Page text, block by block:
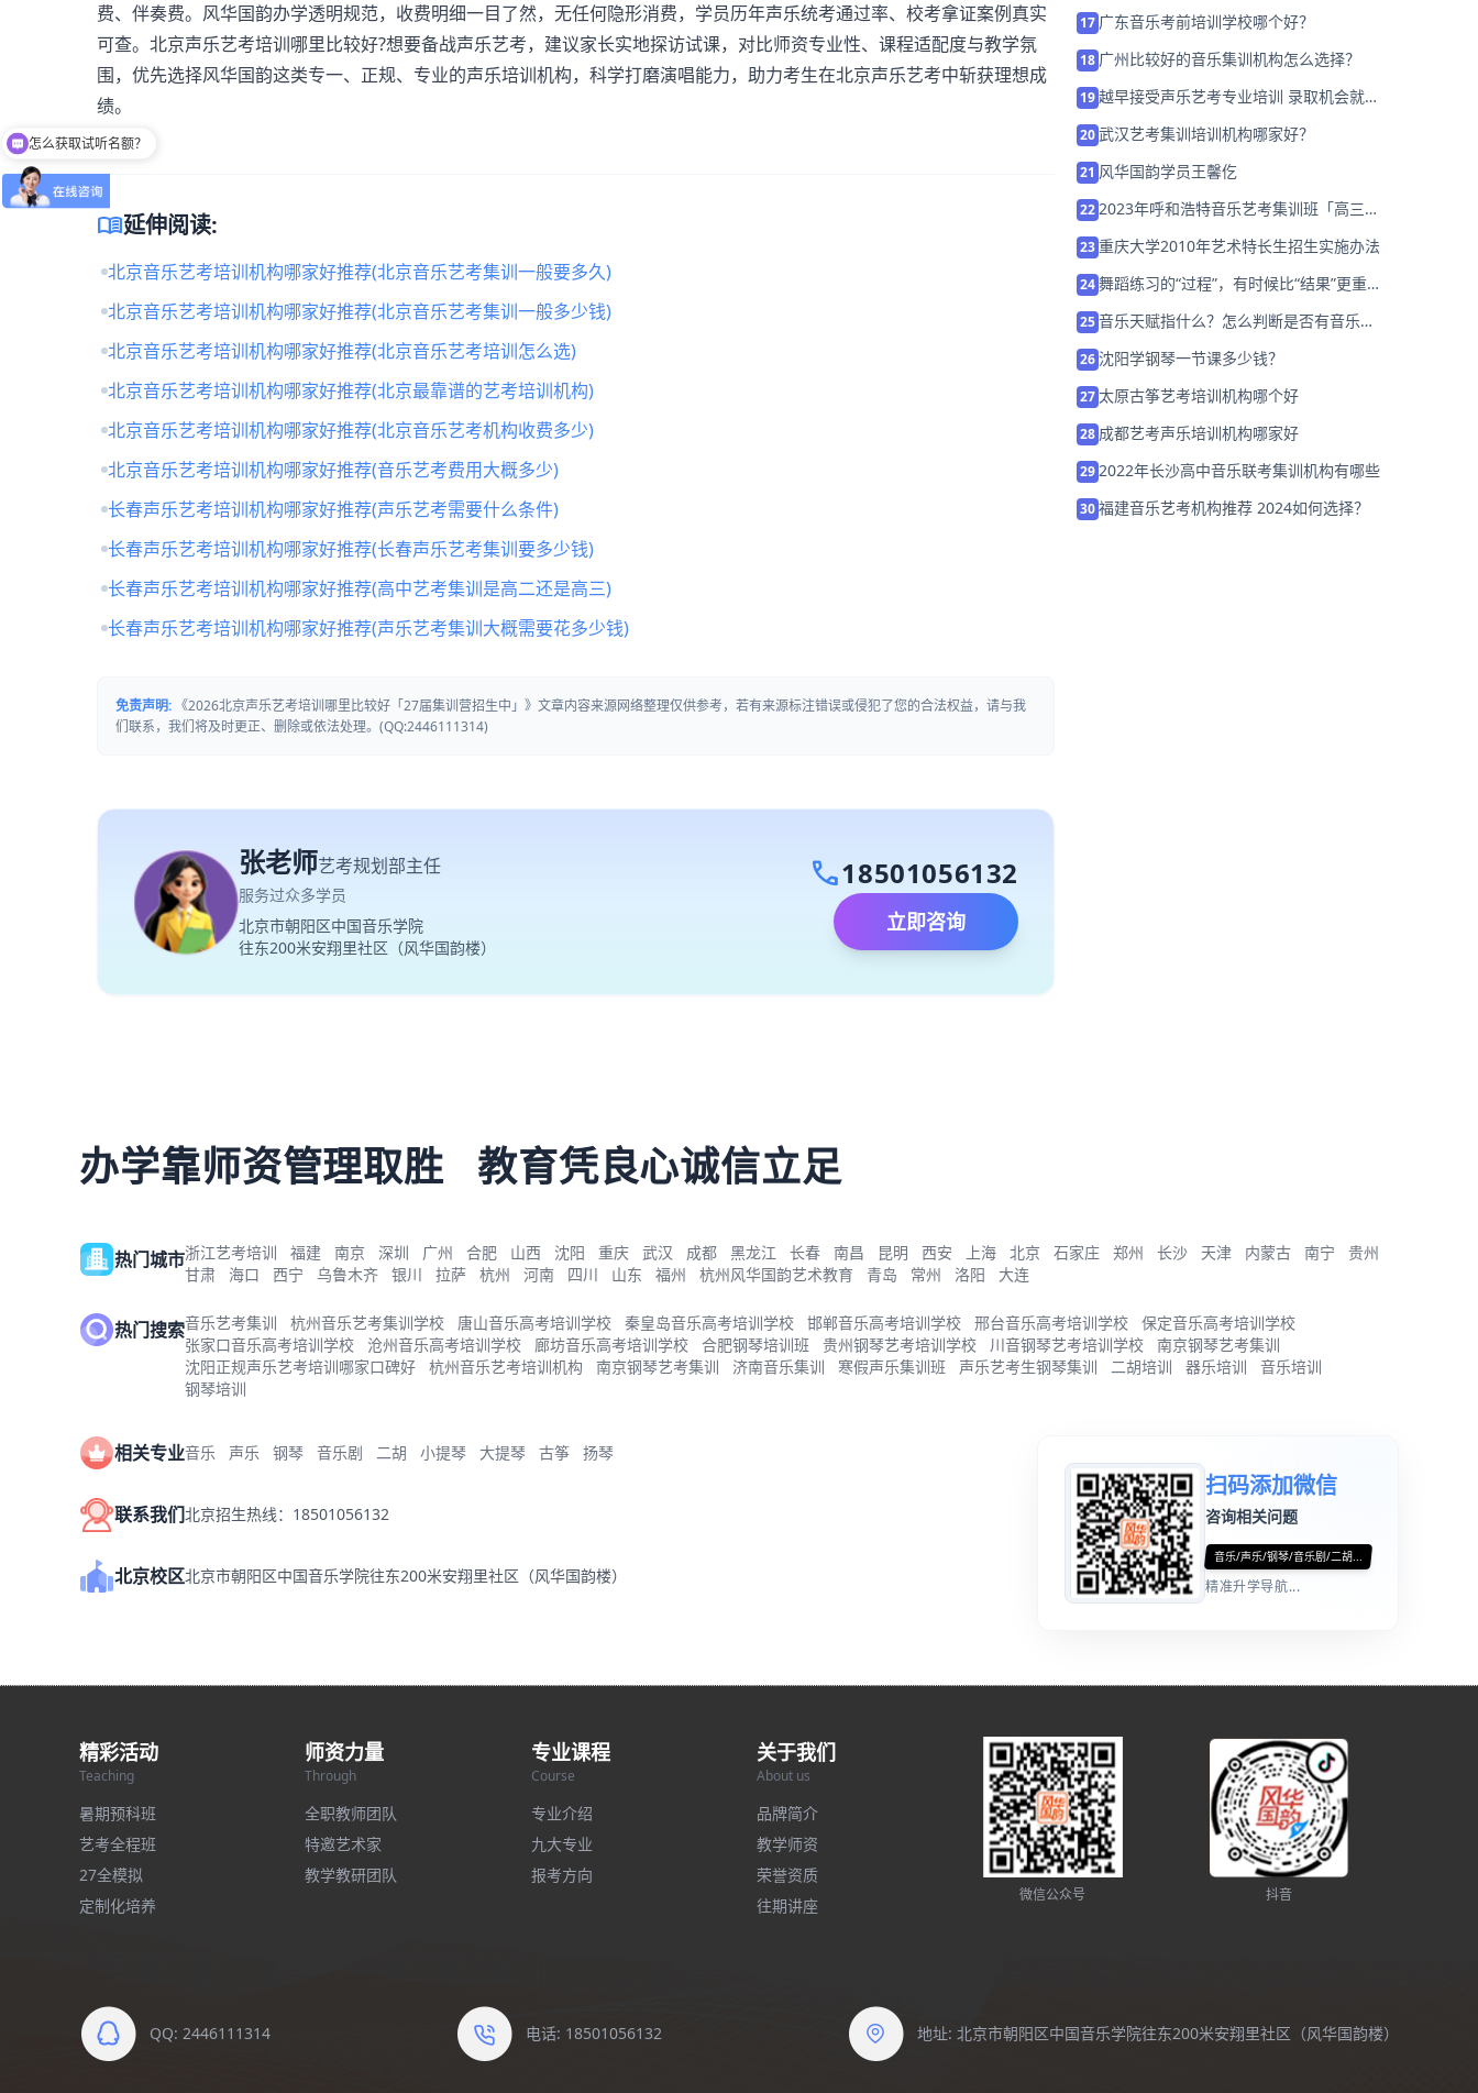
费、伴奏费。风华国韵办学透明规范，收费明细一目了然，无任何隐形消费，学员历年声乐统考通过率、校考拿证案例真实
可查。北京声乐艺考培训哪里比较好?想要备战声乐艺考，建议家长实地探访试课，对比师资专业性、课程适配度与教学氛
围，优先选择风华国韵这类专一、正规、专业的声乐培训机构，科学打磨演唱能力，助力考生在北京声乐艺考中斩获理想成
绩。
menu_book延伸阅读:
北京音乐艺考培训机构哪家好推荐(北京音乐艺考集训一般要多久)
北京音乐艺考培训机构哪家好推荐(北京音乐艺考集训一般多少钱)
北京音乐艺考培训机构哪家好推荐(北京音乐艺考培训怎么选)
北京音乐艺考培训机构哪家好推荐(北京最靠谱的艺考培训机构)
北京音乐艺考培训机构哪家好推荐(北京音乐艺考机构收费多少)
北京音乐艺考培训机构哪家好推荐(音乐艺考费用大概多少)
长春声乐艺考培训机构哪家好推荐(声乐艺考需要什么条件)
长春声乐艺考培训机构哪家好推荐(长春声乐艺考集训要多少钱)
长春声乐艺考培训机构哪家好推荐(高中艺考集训是高二还是高三)
长春声乐艺考培训机构哪家好推荐(声乐艺考集训大概需要花多少钱)
免责声明: 《2026北京声乐艺考培训哪里比较好「27届集训营招生中」》文章内容来源网络整理仅供参考，若有来源标注错误或侵犯了您的合法权益，请与我
们联系，我们将及时更正、删除或依法处理。(QQ:2446111314)
张老师艺考规划部主任
服务过众多学员
北京市朝阳区中国音乐学院
往东200米安翔里社区（风华国韵楼）
call18501056132
立即咨询
17 广东音乐考前培训学校哪个好？
18 广州比较好的音乐集训机构怎么选择？
19越早接受声乐艺考专业培训 录取机会就越
20武汉艺考集训培训机构哪家好？
21 风华国韵学员王馨仡
222023年呼和浩特音乐艺考集训班「高三考
23重庆大学2010年艺术特长生招生实施办法
24舞蹈练习的“过程”，有时候比“结果”更重
25音乐天赋指什么？怎么判断是否有音乐天
26沈阳学钢琴一节课多少钱？
27太原古筝艺考培训机构哪个好
28 成都艺考声乐培训机构哪家好
292022年长沙高中音乐联考集训机构有哪些
30福建音乐艺考机构推荐 2024如何选择？
办学靠师资管理取胜 教育凭良心诚信立足
热门城市浙江艺考培训 福建 南京 深圳 广州 合肥 山西 沈阳 重庆 武汉 成都 黑龙江 长春 南昌 昆明 西安 上海 北京 石家庄 郑州 长沙 天津 内蒙古 南宁
贵州
甘肃
海口 西宁 乌鲁木齐 银川 拉萨 杭州 河南 四川 山东 福州 杭州风华国韵艺术教育 青岛 常州 洛阳 大连
热门搜索音乐艺考集训 杭州音乐艺考集训学校 唐山音乐高考培训学校 秦皇岛音乐高考培训学校 邯郸音乐高考培训学校 邢台音乐高考培训学校
保定音乐高考培训学校
张家口音乐高考培训学校
沧州音乐高考培训学校 廊坊音乐高考培训学校 合肥钢琴培训班 贵州钢琴艺考培训学校 川音钢琴艺考培训学校
南京钢琴艺考集训
沈阳正规声乐艺考培训哪家口碑好
杭州音乐艺考培训机构 南京钢琴艺考集训 济南音乐集训 寒假声乐集训班 声乐艺考生钢琴集训 二胡培训 器乐培训
音乐培训
钢琴培训
相关专业音乐 声乐 钢琴 音乐剧 二胡 小提琴 大提琴 古筝 扬琴
联系我们北京招生热线：18501056132
北京校区北京市朝阳区中国音乐学院往东200米安翔里社区（风华国韵楼）
扫码添加微信
咨询相关问题
音乐/声乐/钢琴/音乐剧/二胡...
精准升学导航...
精彩活动
Teaching
暑期预科班
艺考全程班
27全模拟
定制化培养
师资力量
Through
全职教师团队
特邀艺术家
教学教研团队
专业课程
Course
专业介绍
九大专业
报考方向
关于我们
About us
品牌简介
教学师资
荣誉资质
往期讲座
微信公众号 抖音
QQ: 2446111314 电话: 18501056132 地址: 北京市朝阳区中国音乐学院往东200米安翔里社区（风华国韵楼）
怎么获取试听名额？